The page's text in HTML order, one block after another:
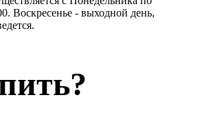
Воскресенье - выходной день,